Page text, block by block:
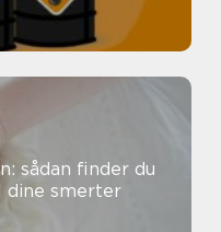
sådan finder du
dine smerter